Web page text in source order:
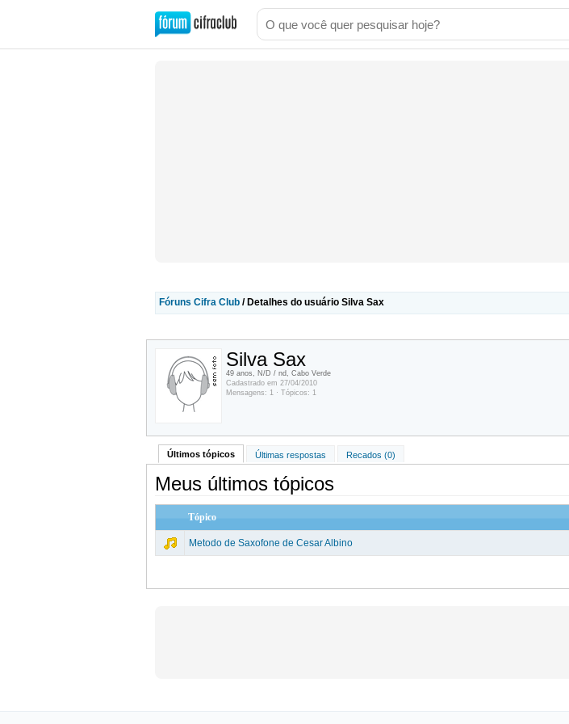
Fóruns Cifra Club / Detalhes do usuário Silva Sax
Silva Sax
49 anos, N/D / nd, Cabo Verde
Cadastrado em 27/04/2010
Mensagens: 1 · Tópicos: 1
Últimos tópicos Últimas respostas Recados (0)
Meus últimos tópicos
Tópico
Metodo de Saxofone de Cesar Albino